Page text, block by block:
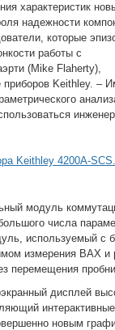
характеристик
надежности
которые
работы с
(Mike Flaherty),
приборов Keithley. –
Keithley 4200A-SCS.
модуль
числа
используемый с
измерения ВАХ
дисплей
новым